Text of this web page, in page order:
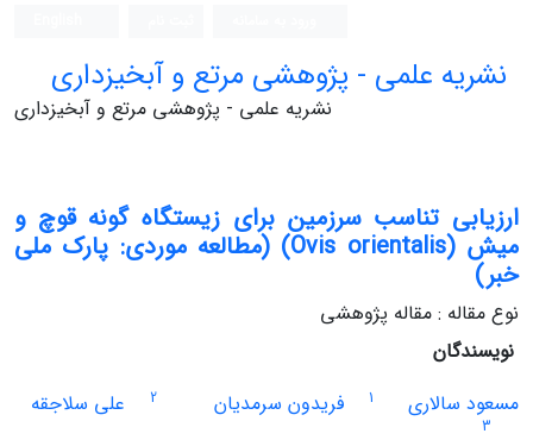
نشریه علمی - پژوهشی مرتع و آبخیزداری
نشریه علمی - پژوهشی مرتع و آبخیزداری
ارزیابی تناسب سرزمین برای زیستگاه گونه قوچ و
میش (Ovis orientalis) (مطالعه موردی: پارک ملی
خبر)
نوع مقاله : مقاله پژوهشی
نویسندگان
مسعود سالاری
1 فریدون سرمدیان 2 علی سلاجقه
3